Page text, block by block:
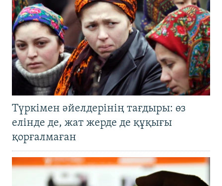
Түркімен әйелдерінің тағдыры: өз
елінде де, жат жерде де құқығы
қорғалмаған